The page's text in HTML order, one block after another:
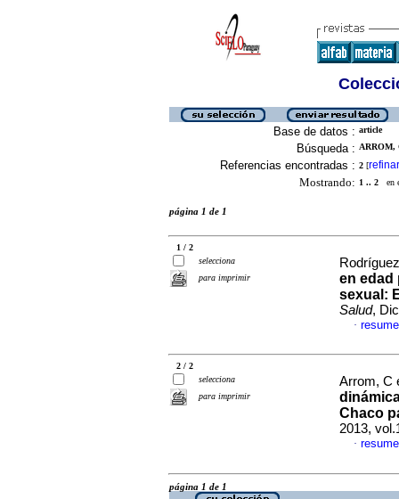
Base de datos : article
Búsqueda : ARROM,
Referencias encontradas : 2 [refinar
Mostrando: 1 .. 2 en
página 1 de 1
1 / 2
selecciona
para imprimir
en edad
sexual :
Salud,
·
2 / 2
selecciona
para imprimir
Arrom, C
Chaco
2013,
·
página 1 de 1